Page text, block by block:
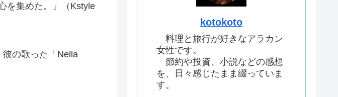
を集めた。」（Kstyle
の歌った「Nella
kotokoto
料理と旅行が好きなアラカン
女性です。
節約や投資、小説などの感想
を、日々感じたまま綴っていま
す。